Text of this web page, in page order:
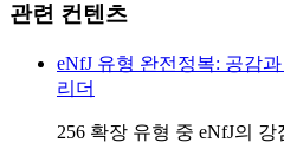
관련 컨텐츠
eNfJ 유형 완전정복: 공감
리더
256 확장 유형 중 eNfJ의